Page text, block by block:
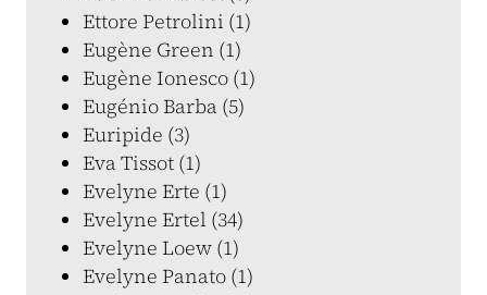
Ettore Petrolini (1)
Eugène Green (1)
Eugène Ionesco (1)
Eugénio Barba (5)
Euripide (3)
Eva Tissot (1)
Evelyne Erte (1)
Evelyne Ertel (34)
Evelyne Loew (1)
Evelyne Panato (1)